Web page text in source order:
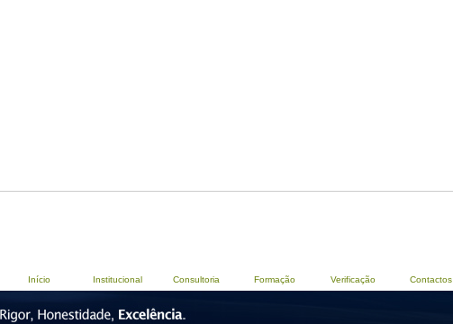
Início Institucional Consultoria Formação Verificação Contactos